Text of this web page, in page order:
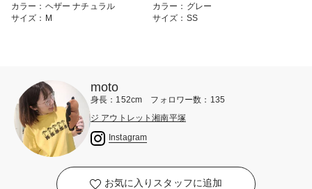
カラー：ヘザー ナチュラル
サイズ：M
カラー：グレー
サイズ：SS
moto
身長：152cm フォロワー数：135
ジ アウトレット湘南平塚
Instagram
お気に入りスタッフに追加